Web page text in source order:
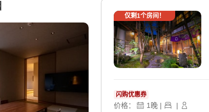
仅剩1个房间！
闪购优惠券
价格： 1晚 | |